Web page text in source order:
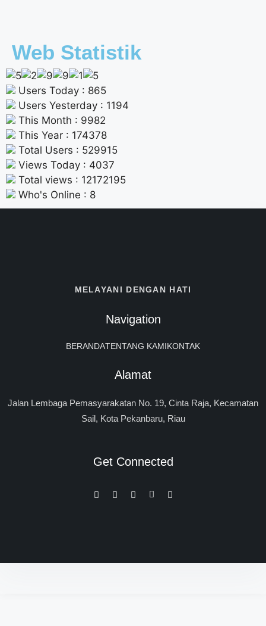
Web Statistik
Users Today : 865
Users Yesterday : 1194
This Month : 9982
This Year : 174378
Total Users : 529915
Views Today : 4037
Total views : 12172195
Who's Online : 8
MELAYANI DENGAN HATI
Navigation
BERANDATENTANG KAMIKONTAK
Alamat
Jalan Lembaga Pemasyarakatan No. 19, Cinta Raja, Kecamatan
Sail, Kota Pekanbaru, Riau
Get Connected